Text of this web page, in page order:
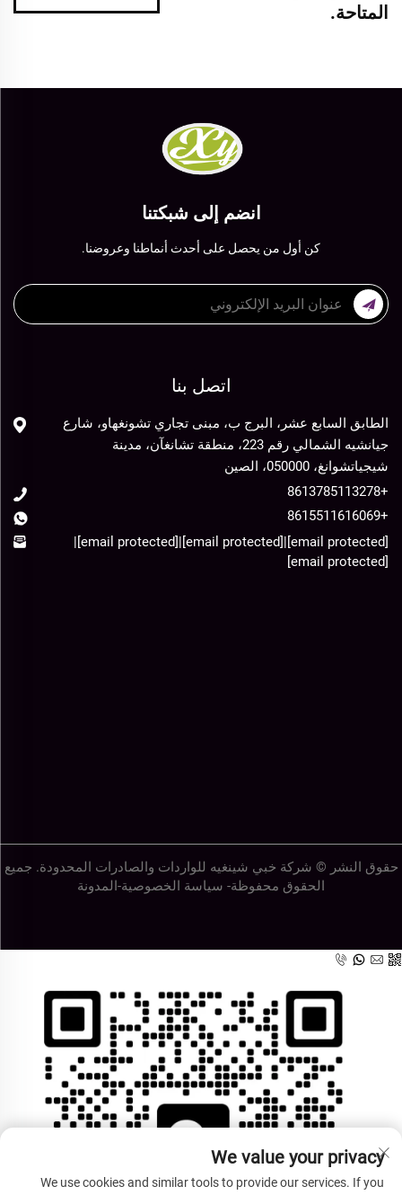
المتاحة.
انضم إلى شبكتنا
كن أول من يحصل على أحدث أنماطنا وعروضنا.
اتصل بنا
الطابق السابع عشر، البرج ب، مبنى تجاري تشونغهاو، شارع
جيانشيه الشمالي رقم 223، منطقة تشانغآن، مدينة
شيجياتشوانغ، 050000، الصين
+8613785113278
+8615511616069
[email protected]
|
[email protected]
|
[email protected]
|
[email protected]
حقوق النشر © شركة خبي شينغيه للواردات والصادرات المحدودة. جميع
الحقوق محفوظة- سياسة الخصوصية-المدونة
We value your privacy
We use cookies and similar tools to provide our services. If you